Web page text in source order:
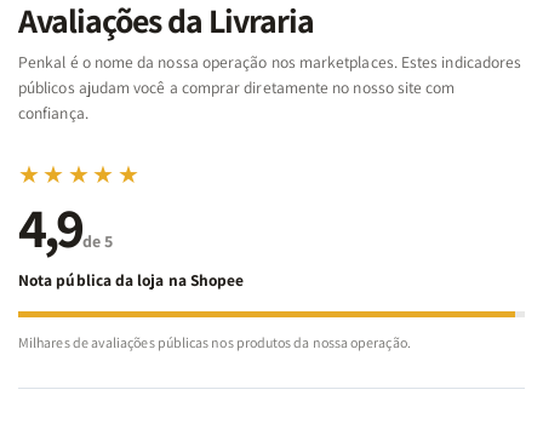
Bíblia
-
Penkal
da
Bíblia
-
Penkal
Avaliações da Livraria
Penkal é o nome da nossa operação nos marketplaces. Estes indicadores
públicos ajudam você a comprar diretamente no nosso site com
confiança.
★★★★★
4,9de 5
Nota pública da loja na Shopee
Milhares de avaliações públicas nos produtos da nossa operação.